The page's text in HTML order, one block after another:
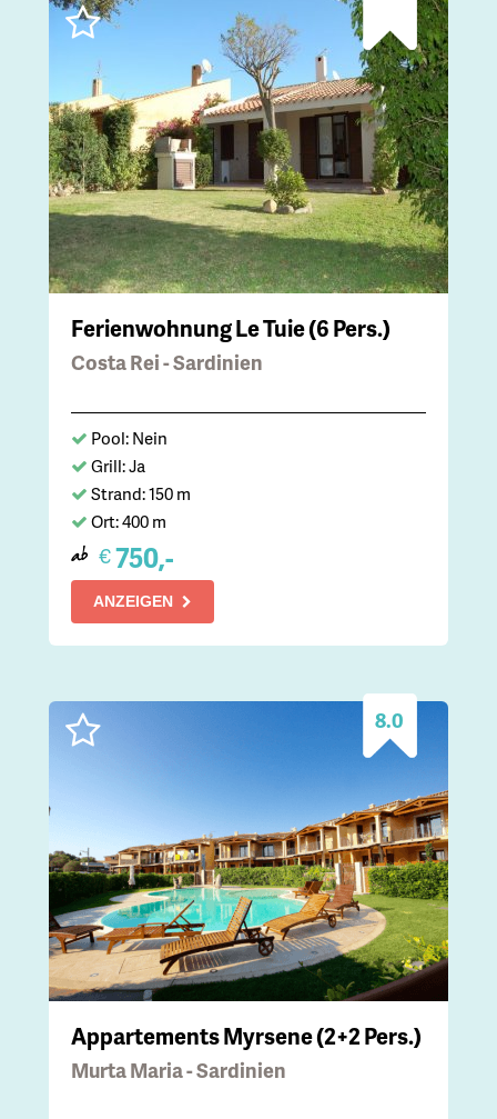
Ferienwohnung Le Tuie (6 Pers.)
Costa Rei - Sardinien
Pool: Nein
Grill: Ja
Strand: 150 m
Ort: 400 m
ab €750,-
ANZEIGEN
8.0
Appartements Myrsene (2+2 Pers.)
Murta Maria - Sardinien